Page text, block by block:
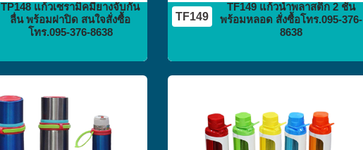
TP148 แก้วเซรามิคมียางจับกัน
ลื่น พร้อมฝาปิด สนใจสั่งซื้อ
โทร.095-376-8638
TF149
TF149 แก้วน้ำพลาสติก 2 ชั้น
พร้อมหลอด สั่งซื้อโทร.095-376-
8638
กระบอกน้ำ
flask vacuum
flask vacuum